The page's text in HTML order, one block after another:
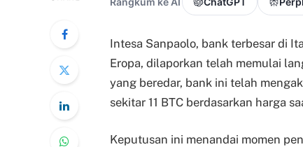
Intesa Sanpaolo, bank terbesar di
Eropa, dilaporkan telah memulai
yang beredar, bank ini telah
sekitar 11 BTC berdasarkan harga
Keputusan ini menandai momen